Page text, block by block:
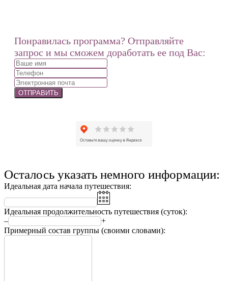
Понравилась программа? Отправляйте
запрос и мы сможем доработать ее под Вас:
ОТПРАВИТЬ
Осталось указать немного информации:
Идеальная дата начала путешествия:
Идеальная продолжительность путешествия (суток):
–
+
Примерный состав группы (своими словами):